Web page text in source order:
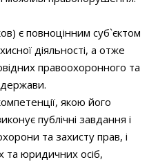
є повноцінним суб`єктом
діяльності, а отже
правоохоронного та
держави.
якою його
публічні завдання і
та захисту прав, і
та юридичних осіб,